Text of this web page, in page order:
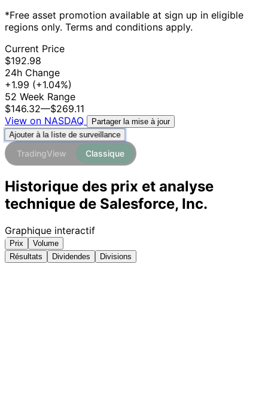
*Free asset promotion available at sign up in eligible
regions only. Terms and conditions apply.
Current Price
$192.98
24h Change
+1.99 (+1.04%)
52 Week Range
$146.32—$269.11
View on NASDAQ
Partager la mise à jour
Ajouter à la liste de surveillance
TradingView Classique
Historique des prix et analyse
technique de Salesforce, Inc.
Graphique interactif
Prix
Volume
Résultats
Dividendes Divisions